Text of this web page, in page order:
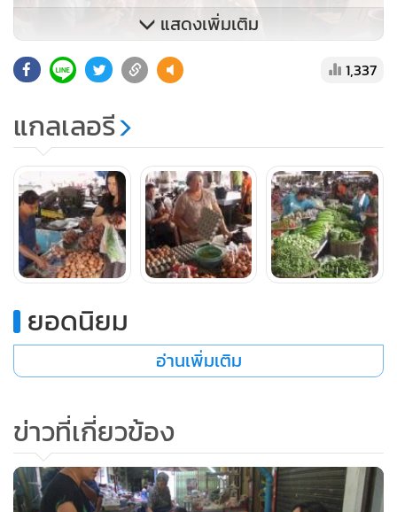
แสดงเพิ่มเติม
1,337
แกลเลอรี
ยอดนิยม
อ่านเพิ่มเติม
ข่าวที่เกี่ยวข้อง